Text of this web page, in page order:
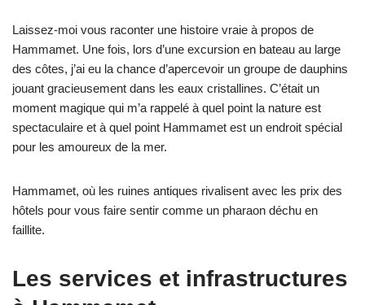
Laissez-moi vous raconter une histoire vraie à propos de
Hammamet. Une fois, lors d’une excursion en bateau au large
des côtes, j’ai eu la chance d’apercevoir un groupe de dauphins
jouant gracieusement dans les eaux cristallines. C’était un
moment magique qui m’a rappelé à quel point la nature est
spectaculaire et à quel point Hammamet est un endroit spécial
pour les amoureux de la mer.
Hammamet, où les ruines antiques rivalisent avec les prix des
hôtels pour vous faire sentir comme un pharaon déchu en
faillite.
Les services et infrastructures